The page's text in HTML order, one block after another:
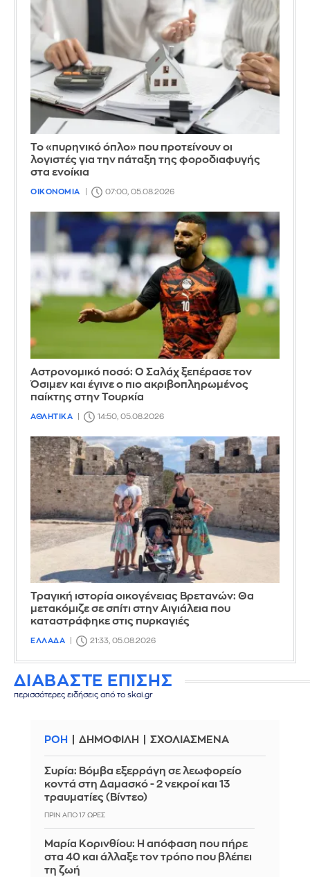
Το «πυρηνικό όπλο» που προτείνουν οι
λογιστές για την πάταξη της φοροδιαφυγής
στα ενοίκια
ΟΙΚΟΝΟΜΙΑ 07:00, 05.08.2026
Αστρονομικό ποσό: Ο Σαλάχ ξεπέρασε τον
Όσιμεν και έγινε ο πιο ακριβοπληρωμένος
παίκτης στην Τουρκία
ΑΘΛΗΤΙΚΑ 14:50, 05.08.2026
Τραγική ιστορία οικογένειας Βρετανών: Θα
μετακόμιζε σε σπίτι στην Αιγιάλεια που
καταστράφηκε στις πυρκαγιές
ΕΛΛΑΔΑ 21:33, 05.08.2026
ΔΙΑΒΑΣΤΕ ΕΠΙΣΗΣ
περισσότερες ειδήσεις από το skai.gr
ΡΟΗ ΔΗΜΟΦΙΛΗ ΣΧΟΛΙΑΣΜΕΝΑ
Συρία: Βόμβα εξερράγη σε λεωφορείο
κοντά στη Δαμασκό - 2 νεκροί και 13
τραυματίες (Βίντεο)
ΠΡΙΝ ΑΠΌ 17 ΏΡΕΣ
Μαρία Κορινθίου: Η απόφαση που πήρε
στα 40 και άλλαξε τον τρόπο που βλέπει
τη ζωή